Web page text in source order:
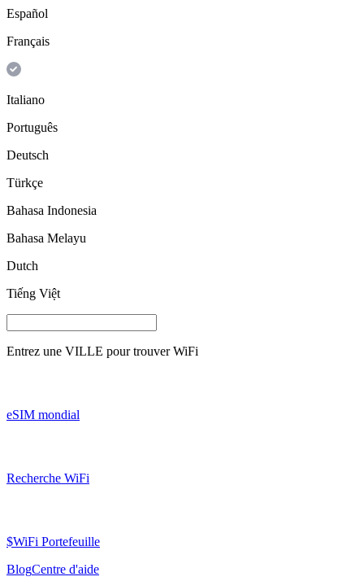
Español
Français
Italiano
Português
Deutsch
Türkçe
Bahasa Indonesia
Bahasa Melayu
Dutch
Tiếng Việt
Entrez une VILLE pour trouver WiFi
eSIM mondial
Recherche WiFi
$WiFi Portefeuille
BlogCentre d'aide